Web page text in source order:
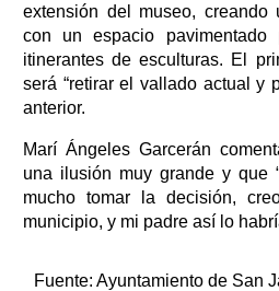
extensión del museo,
con un espacio pavimentado
itinerantes de esculturas. El
será “retirar el vallado actual y
anterior.
Marí Ángeles Garcerán
una ilusión muy grande y que
mucho tomar la decisión,
municipio, y mi padre así lo
Fuente: Ayuntamiento de San